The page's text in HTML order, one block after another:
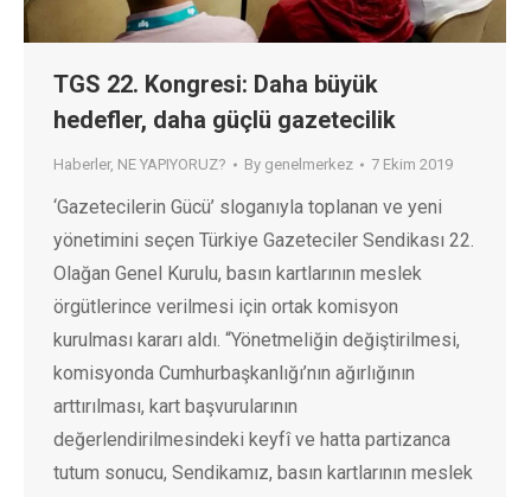
TGS 22. Kongresi: Daha büyük
hedefler, daha güçlü gazetecilik
Haberler, NE YAPIYORUZ? By genelmerkez 7 Ekim 2019
‘Gazetecilerin Gücü’ sloganıyla toplanan ve yeni
yönetimini seçen Türkiye Gazeteciler Sendikası 22.
Olağan Genel Kurulu, basın kartlarının meslek
örgütlerince verilmesi için ortak komisyon
kurulması kararı aldı. “Yönetmeliğin değiştirilmesi,
komisyonda Cumhurbaşkanlığı’nın ağırlığının
arttırılması, kart başvurularının
değerlendirilmesindeki keyfî ve hatta partizanca
tutum sonucu, Sendikamız, basın kartlarının meslek